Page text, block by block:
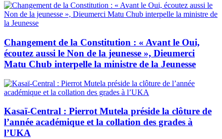
Changement de la Constitution : « Avant le Oui,
écoutez aussi le Non de la jeunesse », Dieumerci
Matu Chub interpelle la ministre de la Jeunesse
Kasaï-Central : Pierrot Mutela préside la clôture de
l’année académique et la collation des grades à
l’UKA